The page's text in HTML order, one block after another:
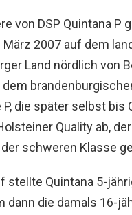
von DSP Quintana P
2007 auf dem
Land nördlich von
P, die später selbst
Quality ab,
schweren Klasse
stellte Quintana 5-
dann die damals 16-